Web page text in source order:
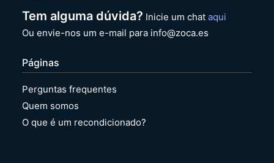
Tem alguma dúvida? Inicie um chataqui
Ou envie-nos um e-mail para info@zoca.es
Páginas
Perguntas frequentes
Quem somos
O que é um recondicionado?